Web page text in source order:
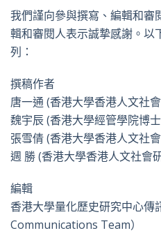
我們謹向參與撰寫、編輯和審
輯和審閱人表示誠摯感謝。以
列：
撰稿作者
唐一通 (香港大學香港人文社
魏宇辰 (香港大學經管學院博
張雪倩 (香港大學香港人文社
週 勝 (香港大學香港人文社會
編輯
香港大學量化歷史研究中心傳
Communications Team）